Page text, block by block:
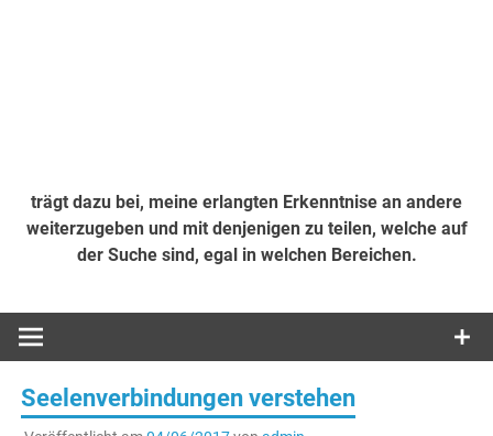
trägt dazu bei, meine erlangten Erkenntnise an andere
weiterzugeben und mit denjenigen zu teilen, welche auf
der Suche sind, egal in welchen Bereichen.
Seelenverbindungen verstehen